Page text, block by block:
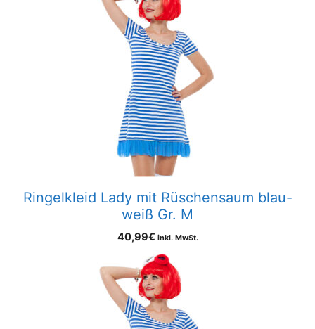
Ringelkleid Lady mit Rüschensaum blau-
weiß Gr. M
40,99€ inkl. MwSt.